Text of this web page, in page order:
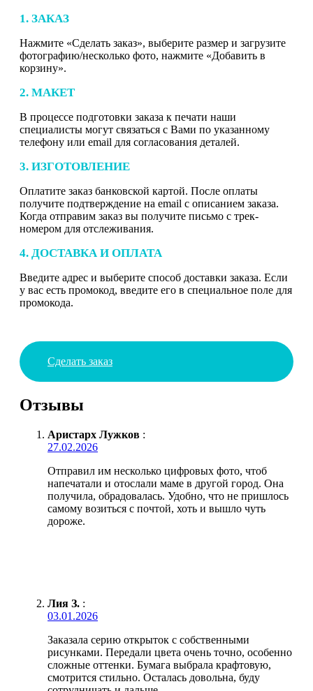
1. ЗАКАЗ
Нажмите «Сделать заказ», выберите размер и загрузите
фотографию/несколько фото, нажмите «Добавить в
корзину».
2. МАКЕТ
В процессе подготовки заказа к печати наши
специалисты могут связаться с Вами по указанному
телефону или email для согласования деталей.
3. ИЗГОТОВЛЕНИЕ
Оплатите заказ банковской картой. После оплаты
получите подтверждение на email с описанием заказа.
Когда отправим заказ вы получите письмо с трек-
номером для отслеживания.
4. ДОСТАВКА И ОПЛАТА
Введите адрес и выберите способ доставки заказа. Если
у вас есть промокод, введите его в специальное поле для
промокода.
Сделать заказ
Отзывы
Аристарх Лужков :
27.02.2026
Отправил им несколько цифровых фото, чтоб
напечатали и отослали маме в другой город. Она
получила, обрадовалась. Удобно, что не пришлось
самому возиться с почтой, хоть и вышло чуть
дороже.
Лия З. :
03.01.2026
Заказала серию открыток с собственными
рисунками. Передали цвета очень точно, особенно
сложные оттенки. Бумага выбрала крафтовую,
смотрится стильно. Осталась довольна, буду